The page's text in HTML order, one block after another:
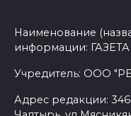
Наименование
информации:
Учредитель: ООО
Адрес редакции: